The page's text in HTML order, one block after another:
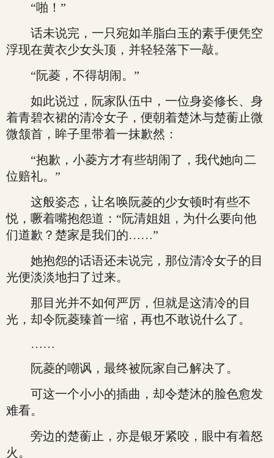
“啪！”
话未说完，一只宛如羊脂白玉的素手便凭空
浮现在黄衣少女头顶，并轻轻落下一敲。
“阮菱，不得胡闹。”
如此说过，阮家队伍中，一位身姿修长、身
着青碧衣裙的清冷女子，便朝着楚沐与楚蘅止微
微颔首，眸子里带着一抹歉然：
“抱歉，小菱方才有些胡闹了，我代她向二
位赔礼。”
这般姿态，让名唤阮菱的少女顿时有些不
悦，噘着嘴抱怨道：“阮清姐姐，为什么要向他
们道歉？楚家是我们的……”
她抱怨的话语还未说完，那位清冷女子的目
光便淡淡地扫了过来。
那目光并不如何严厉，但就是这清冷的目
光，却令阮菱臻首一缩，再也不敢说什么了。
……
阮菱的嘲讽，最终被阮家自己解决了。
可这一个小小的插曲，却令楚沐的脸色愈发
难看。
旁边的楚蘅止，亦是银牙紧咬，眼中有着怒
火。